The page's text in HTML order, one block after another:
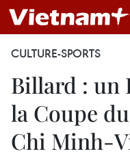
CULTURE-SPORTS
Billard : un
la Coupe
Chi Minh-